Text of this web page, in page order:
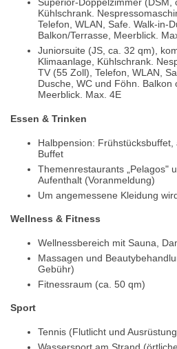
Superior-Doppelzimmer (DSM,
Kühlschrank.
Telefon, WLAN, Safe. Walk-in-
Balkon/Terrasse, Meerblick.
Juniorsuite (JS, ca. 32 qm),
Klimaanlage, Kühlschrank.
TV (55 Zoll), Telefon, WLAN,
Dusche, WC und Föhn. Balkon
Meerblick. Max. 4E
Essen & Trinken
Halbpension:
Buffet
Themenrestaurants „Pelagos"
Aufenthalt (Voranmeldung)
Um angemessene Kleidung
Wellness & Fitness
Wellnessbereich mit Sauna,
Massagen und
Gebühr)
Fitnessraum (ca. 50 qm)
Sport
Tennis (Flutlicht und